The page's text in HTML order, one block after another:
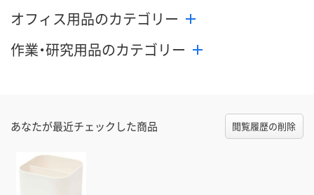
オフィス用品のカテゴリー
作業・研究用品のカテゴリー
あなたが最近チェックした商品 閲覧履歴の削除